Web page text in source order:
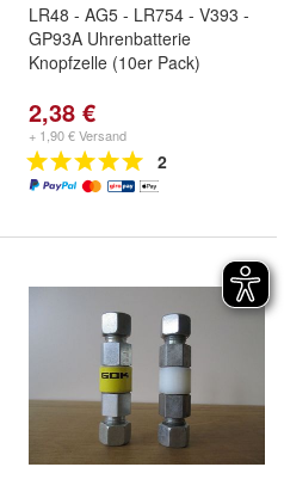
LR48 - AG5 - LR754 - V393 -
GP93A Uhrenbatterie
Knopfzelle (10er Pack)
2,38 €
+ 1,90 € Versand
2